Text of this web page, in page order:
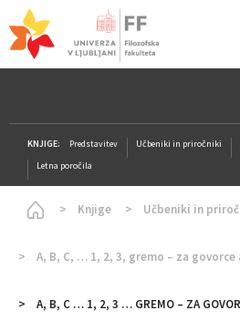
KNJIGE: Predstavitev Učbeniki in priročniki
Letna poročila
Homepage
Knjige Učbeniki in
A, B, C, … 1, 2, 3, gremo – za govorce
A, B, C … 1, 2, 3 … GREMO – ZA